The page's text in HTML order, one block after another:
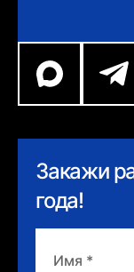
Закажи
года!